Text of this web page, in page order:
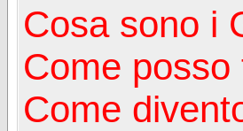
Cosa sono i
Come
Come